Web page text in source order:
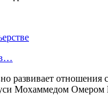
в…
развивает
Мохаммедом Омером